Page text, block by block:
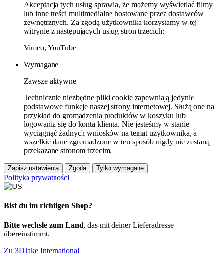
Akceptacja tych usług sprawia, że możemy wyświetlać filmy
lub inne treści multimedialne hostowane przez dostawców
zewnętrznych. Za zgodą użytkownika korzystamy w tej
witrynie z następujących usług stron trzecich:
Vimeo, YouTube
Wymagane
Zawsze aktywne
Technicznie niezbędne pliki cookie zapewniają jedynie
podstawowe funkcje naszej strony internetowej. Służą one na
przykład do gromadzenia produktów w koszyku lub
logowania się do konta klienta. Nie jesteśmy w stanie
wyciągnąć żadnych wniosków na temat użytkownika, a
wszelkie dane zgromadzone w ten sposób nigdy nie zostaną
przekazane stronom trzecim.
Zapisz ustawienia Zgoda Tylko wymagane
Polityka prywatności
Bist du im richtigen Shop?
Bitte wechsle zum Land, das mit deiner Lieferadresse
übereinstimmt.
Zu 3DJake International